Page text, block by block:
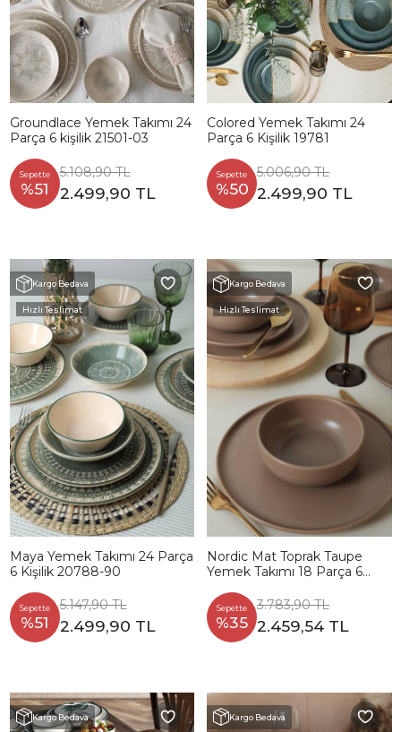
Groundlace Yemek Takımı 24
Parça 6 kişilik 21501-03
Sepette
%51
5.108,90 TL
2.499,90 TL
Colored Yemek Takımı 24
Parça 6 Kişilik 19781
Sepette
%50
5.006,90 TL
2.499,90 TL
Kargo Bedava
Hızlı Teslimat
Maya Yemek Takımı 24 Parça
6 Kişilik 20788-90
Sepette
%51
5.147,90 TL
2.499,90 TL
Kargo Bedava
Hızlı Teslimat
Nordic Mat Toprak Taupe
Yemek Takımı 18 Parça 6
Sepette
%35
3.783,90 TL
2.459,54 TL
Kargo Bedava Kargo Bedava